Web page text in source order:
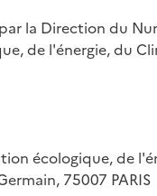
la Direction du
de l'énergie, du
écologique, de
75007 PARIS